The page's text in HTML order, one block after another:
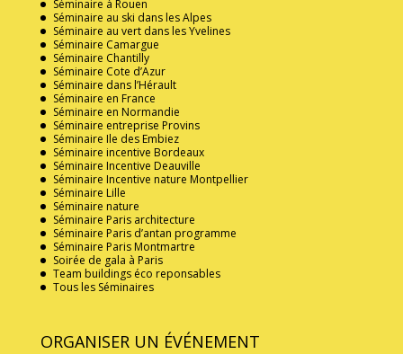
Séminaire à Rouen
Séminaire au ski dans les Alpes
Séminaire au vert dans les Yvelines
Séminaire Camargue
Séminaire Chantilly
Séminaire Cote d’Azur
Séminaire dans l’Hérault
Séminaire en France
Séminaire en Normandie
Séminaire entreprise Provins
Séminaire Ile des Embiez
Séminaire incentive Bordeaux
Séminaire Incentive Deauville
Séminaire Incentive nature Montpellier
Séminaire Lille
Séminaire nature
Séminaire Paris architecture
Séminaire Paris d’antan programme
Séminaire Paris Montmartre
Soirée de gala à Paris
Team buildings éco reponsables
Tous les Séminaires
ORGANISER UN ÉVÉNEMENT